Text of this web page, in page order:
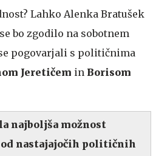
Lahko Alenka Bratušek
bo zgodilo na sobotnem
pogovarjali s političnima
Jeretičem in Borisom
najboljša možnost
nastajajočih političnih